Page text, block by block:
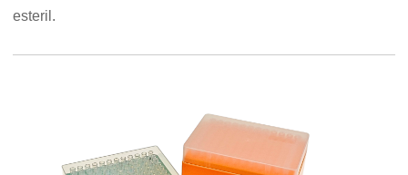
esteril.